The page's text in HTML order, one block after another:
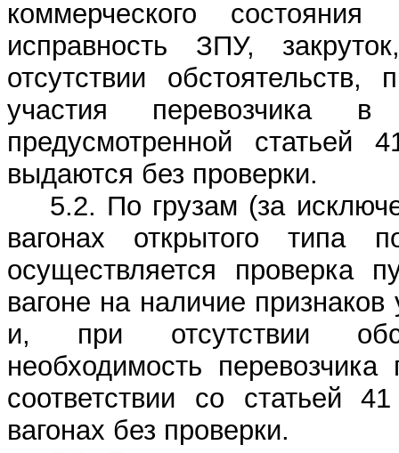
коммерческого
исправность ЗПУ,
отсутствии обстоятельств,
участия перевозчика
предусмотренной статьей
выдаются без проверки.
5.2. По грузам (за
вагонах открытого типа
осуществляется проверка
вагоне на наличие
и, при отсутствии
необходимость
соответствии со статьей
вагонах без проверки.